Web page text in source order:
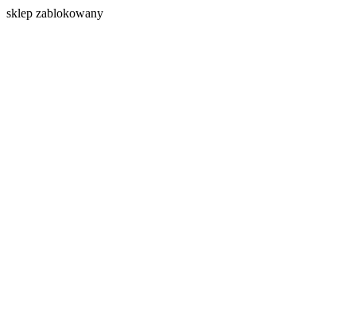
sklep zablokowany